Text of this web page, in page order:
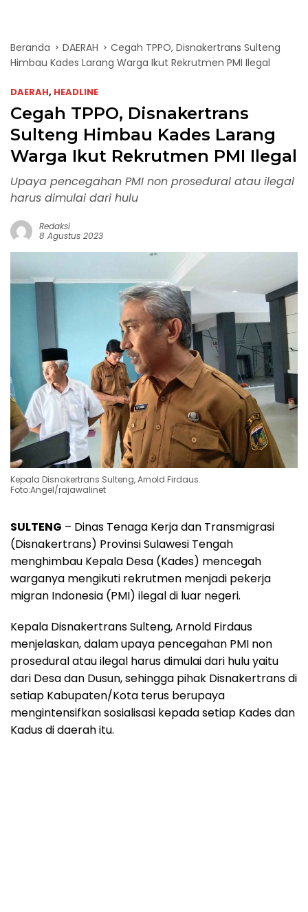
Beranda DAERAH
Cegah TPPO, Disnakertrans Sulteng
Himbau Kades Larang Warga Ikut Rekrutmen PMI Ilegal
DAERAH, HEADLINE
Cegah TPPO, Disnakertrans
Sulteng Himbau Kades Larang
Warga Ikut Rekrutmen PMI Ilegal
Upaya pencegahan PMI non prosedural atau ilegal
harus dimulai dari hulu
Redaksi
8 Agustus 2023
Kepala Disnakertrans Sulteng, Arnold Firdaus.
Foto:Angel/rajawalinet
SULTENG – Dinas Tenaga Kerja dan Transmigrasi
(Disnakertrans) Provinsi Sulawesi Tengah
menghimbau Kepala Desa (Kades) mencegah
warganya mengikuti rekrutmen menjadi pekerja
migran Indonesia (PMI) ilegal di luar negeri.
Kepala Disnakertrans Sulteng, Arnold Firdaus
menjelaskan, dalam upaya pencegahan PMI non
prosedural atau ilegal harus dimulai dari hulu yaitu
dari Desa dan Dusun, sehingga pihak Disnakertrans di
setiap Kabupaten/Kota terus berupaya
mengintensifkan sosialisasi kepada setiap Kades dan
Kadus di daerah itu.